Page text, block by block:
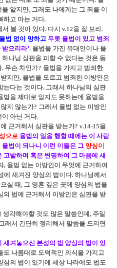
알지만, 그래도 나에게는 그 죄를 이
하고 마는 거다.
볼 것이 있다. 다시 v.12을 잘 보라.
법 없이 망하고 무릇 율법이 있고 범죄
으리라’. 율법을 가진 유대인이나 율
나님 심판을 피할 수 없다는 것은 동
무슨 차인가? 율법을 가지고 범죄한
지만, 율법을 모르고 범죄한 이방인은
는다는 것이다. 그래서 하나님의 심판
법을 제대로 알지도 못하는데 율법을
지 않는가? 그래서 율법 없는 이방인
아닌 거다.
근거해서 심판을 받는가? v.14-15을
으로 율법의 일을 행할 때에는 이 사람
법이 되나니 이런 이들은 그 양심이
발하며 혹은 변명하여 그 마음에 새
, 율법 없는 이방인이 무엇에 근거하여
새겨진 양심의 법이다. 하나님께서
실 때, 그 영혼 깊은 곳에 양심의 법을
의 법에 근거해서 이방인은 심판을 받
각해야할 것도 많은 말씀인데, 주일
래서 간단히 정리해서 말씀을 드리면
새겨놓으신 본성의 법 양심의 법이 있
도 나름대로 도덕적인 의식을 가지고
심의 법이 있기에 세상 나라에도 법도